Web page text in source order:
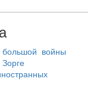
большой войны